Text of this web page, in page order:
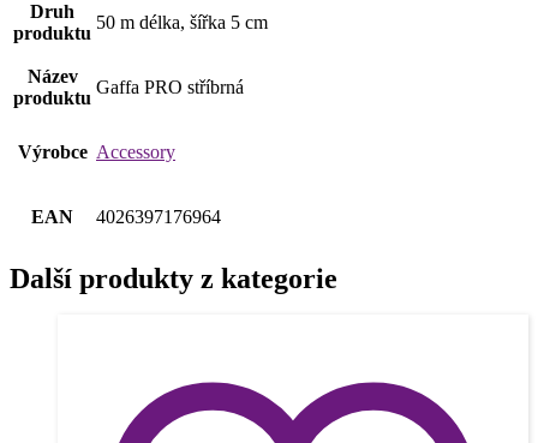
Druh
produktu
50 m délka, šířka 5 cm
Název
produktu
Gaffa PRO stříbrná
Výrobce Accessory
EAN 4026397176964
Další produkty z kategorie